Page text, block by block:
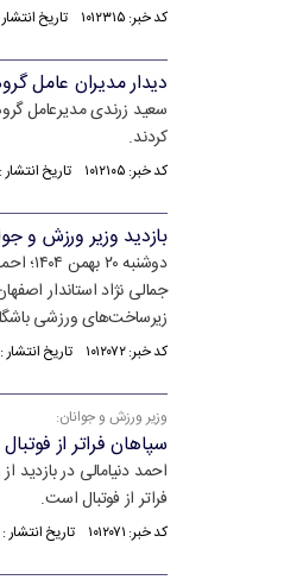
کد خبر: ۱۰۱۲۳۱۵ تاریخ انتشار : ۱۴۰۵/۰۴/۰۷
دیدار مدیران عامل
سعید زرندی مدیرعامل
کردند.
کد خبر: ۱۰۱۲۱۰۵ تاریخ انتشار : ۱۴۰۴/۱۱/۲۵
بازدید وزیر ورزش و
جمالی نژاد استاندار
زیرساخت‌های ورزشی
کد خبر: ۱۰۱۲۰۷۲ تاریخ انتشار : ۱۴۰۴/۱۱/۲۰
وزیر ورزش و جوانان:
سپاهان فراتر از
احمد دنیامالی در
فراتر از فوتبال است.
کد خبر: ۱۰۱۲۰۷۱ تاریخ انتشار : ۱۴۰۴/۱۱/۲۰